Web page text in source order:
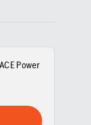
Power